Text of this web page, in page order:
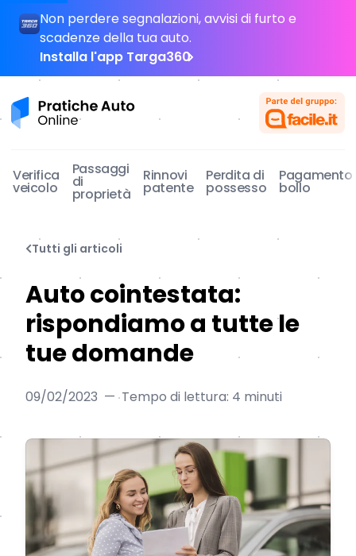
Non perdere segnalazioni, avvisi di furto e
scadenze della tua auto.
Installa l'app Targa360
Pratiche Auto Online
Verifica
veicolo
Passaggi
di
proprietà
Rinnovi
patente
Perdita di
possesso
Pagamento
bollo
Tutti gli articoli
Auto cointestata:
rispondiamo a tutte le
tue domande
09/02/2023 — Tempo di lettura: 4 minuti